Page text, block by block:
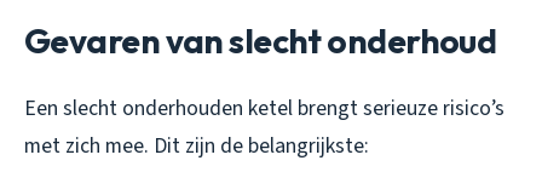
Gevaren van slecht onderhoud
Een slecht onderhouden ketel brengt serieuze risico’s
met zich mee. Dit zijn de belangrijkste: